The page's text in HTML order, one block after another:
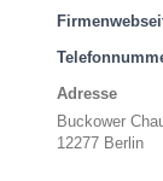
Adresse
Buckower
12277 Berlin